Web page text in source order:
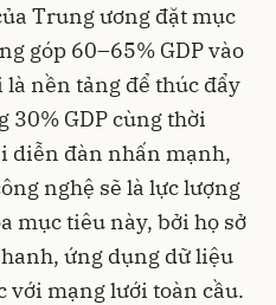
Trung ương đặt mục
góp 60–65% GDP vào
nền tảng để thúc đẩy
30% GDP cùng thời
diễn đàn nhấn mạnh,
nghệ sẽ là lực lượng
mục tiêu này, bởi họ sở
ứng dụng dữ liệu
với mạng lưới toàn cầu.